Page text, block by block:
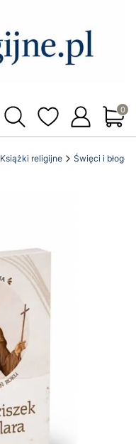
Książki religijne Święci i